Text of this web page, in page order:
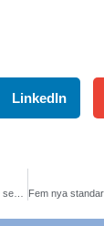
LinkedIn